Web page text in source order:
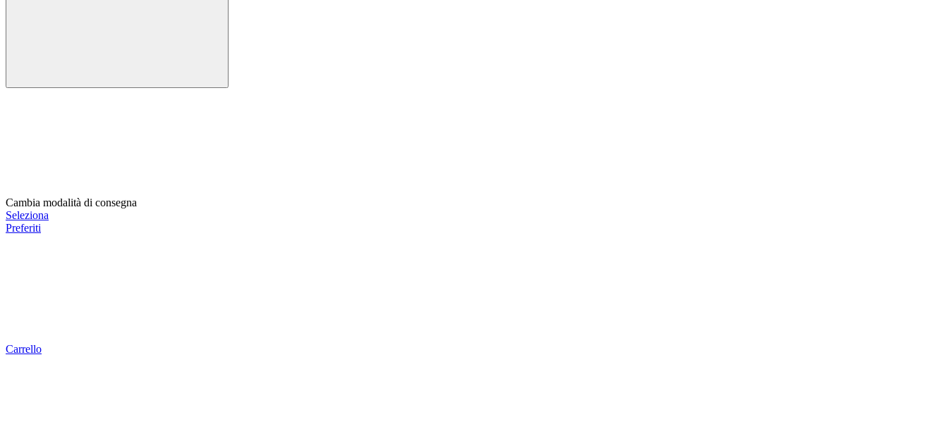
Cambia modalità di consegna
Seleziona
Preferiti
Carrello